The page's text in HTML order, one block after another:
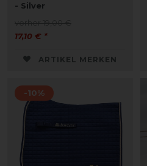
- Silver
17,10 € *
ARTIKEL MERKEN
-10%